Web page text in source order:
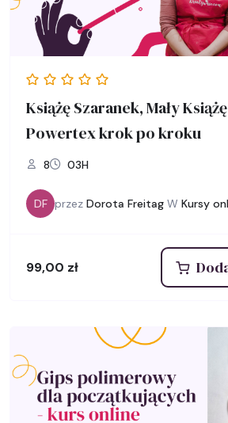
Książę Szaranek, Mały
Powertex krok po kroku
8 03H
DF przez Dorota Freitag W Kursy
99,00 zł